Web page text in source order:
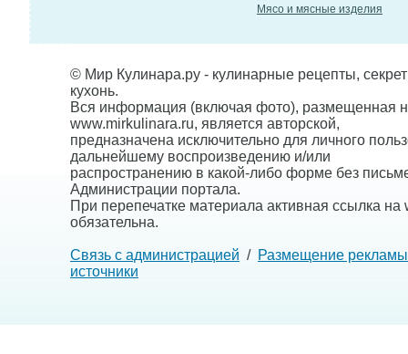
Мясо и мясные изделия
© Мир Кулинара.ру - кулинарные рецепты,
кухонь.
Вся информация (включая фото), размещенная
www.mirkulinara.ru, является авторской,
предназначена исключительно для личного
дальнейшему воспроизведению и/или
распространению в какой-либо форме без
Администрации портала.
При перепечатке материала активная ссылка на
обязательна.
Связь с администрацией / Размещение рекламы
источники